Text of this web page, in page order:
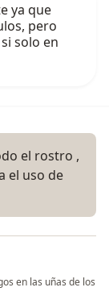
ya que
pero
solo en
el rostro ,
el uso de
en las uñas de los